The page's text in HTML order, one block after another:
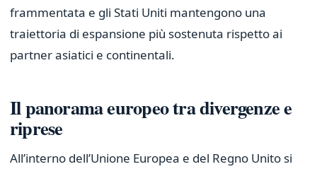
frammentata e gli Stati Uniti mantengono una
traiettoria di espansione più sostenuta rispetto ai
partner asiatici e continentali.
Il panorama europeo tra divergenze e
riprese
All’interno dell’Unione Europea e del Regno Unito si